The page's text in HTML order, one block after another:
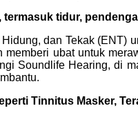
tidur,
dan Tekak
ubat untuk
Soundlife Hearing, di
Tinnitus Masker,